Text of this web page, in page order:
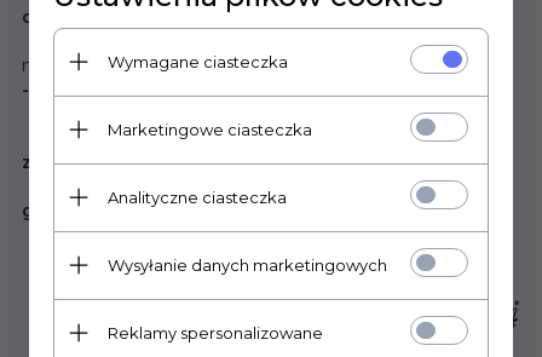
ok.2mm
Łańcuszek wykonany jest z metalu kolor złoty. Łatwo
można skrócić, do pożądanej długości.
- Pudełko upominkowe
- z jednej strony grawer mechaniczny Twojego
zdjęcia lub grafiki i tekstu,
- z drugiej strony grawer tekstu do 300 znaków i/lub
grafiki.
Wymagane ciasteczka
Marketingowe ciasteczka
Analityczne ciasteczka
Wysyłanie danych marketingowych
Reklamy spersonalizowane